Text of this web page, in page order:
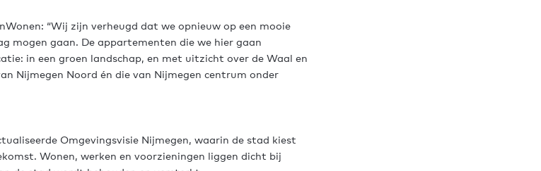
“Wij zijn verheugd dat we opnieuw op een mooie
mogen gaan. De appartementen die we hier gaan
in een groen landschap, en met uitzicht over de Waal en
Nijmegen Noord én die van Nijmegen centrum onder
Omgevingsvisie Nijmegen, waarin de stad kiest
Wonen, werken en voorzieningen liggen dicht bij